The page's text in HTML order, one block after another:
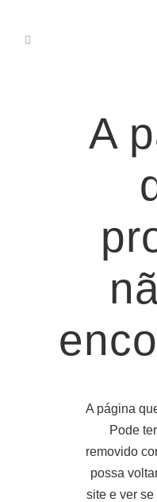
A
A página
Pode
removido
possa
site e ver